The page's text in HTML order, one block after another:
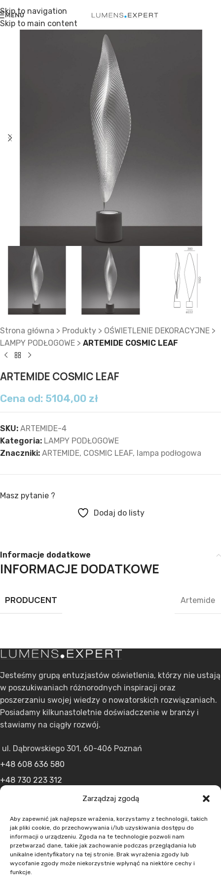
Zarządzaj zgodą
Aby zapewnić jak najlepsze wrażenia, korzystamy z technologii, takich
jak pliki cookie, do przechowywania i/lub uzyskiwania dostępu do
informacji o urządzeniu. Zgoda na te technologie pozwoli nam
przetwarzać dane, takie jak zachowanie podczas przeglądania lub
unikalne identyfikatory na tej stronie. Brak wyrażenia zgody lub
wycofanie zgody może niekorzystnie wpłynąć na niektóre cechy i
funkcje.
Skip to navigation
Skip to main content
MENU
Strona główna > Produkty > OŚWIETLENIE DEKORACYJNE >
LAMPY PODŁOGOWE > ARTEMIDE COSMIC LEAF
ARTEMIDE COSMIC LEAF
Cena od: 5104,00 zł
SKU: ARTEMIDE-4
Kategoria: LAMPY PODŁOGOWE
Znaczniki: ARTEMIDE, COSMIC LEAF, lampa podłogowa
Masz pytanie ?
Dodaj do listy
Informacje dodatkowe
INFORMACJE DODATKOWE
PRODUCENT Artemide
Jesteśmy grupą entuzjastów oświetlenia, którzy nie ustają
w poszukiwaniach różnorodnych inspiracji oraz
poszerzaniu swojej wiedzy o nowatorskich rozwiązaniach.
Posiadamy kilkunastoletnie doświadczenie w branży i
stawiamy na ciągły rozwój.
ul. Dąbrowskiego 301, 60-406 Poznań
+48 608 636 580
+48 730 223 312
MENU